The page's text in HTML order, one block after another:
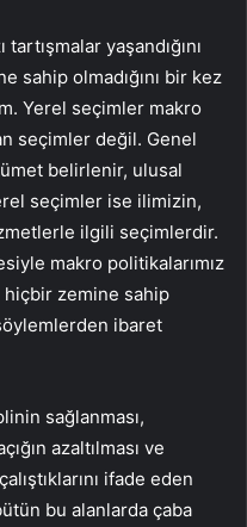
yaşandığını
sahip olmadığını bir kez
Yerel seçimler makro
seçimler değil. Genel
belirlenir, ulusal
seçimler ise ilimizin,
ilgili seçimlerdir.
makro politikalarımız
hiçbir zemine sahip
ibaret
sağlanması,
azaltılması ve
ifade eden
bu alanlarda çaba